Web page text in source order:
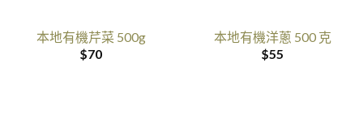
本地有機芹菜 500g
$70
本地有機洋蔥 500 克
$55